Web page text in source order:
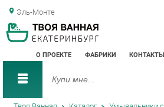
Эль-Монте
О ПРОЕКТЕ ФАБРИКИ КОНТАКТЫ
Твоя Ванная Каталог Умывальники с